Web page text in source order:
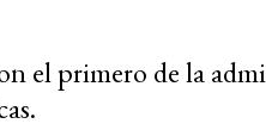
el primero de la